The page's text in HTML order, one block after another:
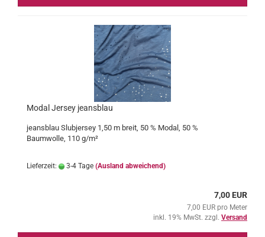
Modal Jersey jeansblau
jeansblau Slubjersey 1,50 m breit, 50 % Modal, 50 %
Baumwolle, 110 g/m²
Lieferzeit: 3-4 Tage (Ausland abweichend)
7,00 EUR
7,00 EUR pro Meter
inkl. 19% MwSt. zzgl. Versand